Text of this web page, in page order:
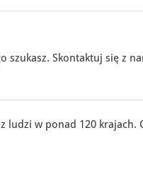
szukasz. Skontaktuj się z
ludzi w ponad 120 krajach.